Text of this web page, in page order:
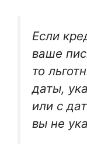
Если
ваше
то
даты,
или с
вы не